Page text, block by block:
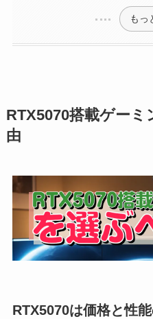
もっ
RTX5070搭載ゲー
由
RTX5070は価格と性